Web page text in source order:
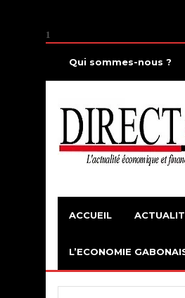
1
Qui sommes-nous ?
ACCUEIL
L’ECONOMIE